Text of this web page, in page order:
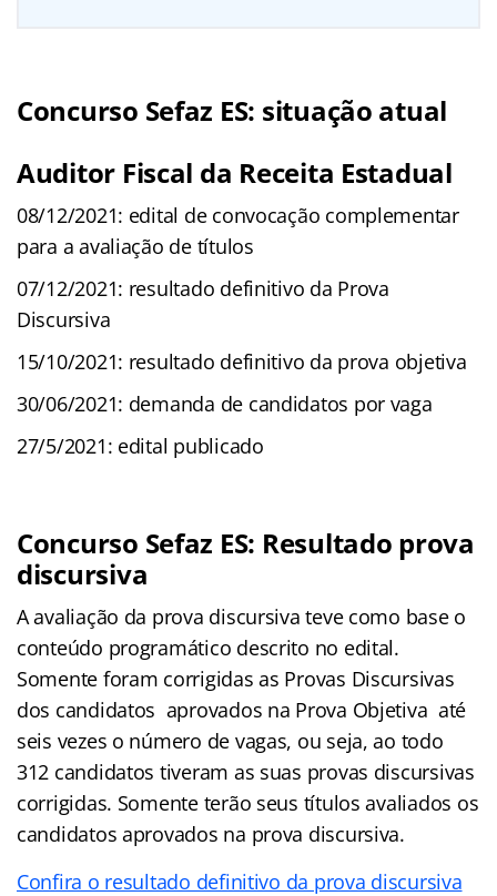
Concurso Sefaz ES: situação atual
Auditor Fiscal da Receita Estadual
08/12/2021: edital de convocação complementar
para a avaliação de títulos
07/12/2021: resultado definitivo da Prova
Discursiva
15/10/2021: resultado definitivo da prova objetiva
30/06/2021: demanda de candidatos por vaga
27/5/2021: edital publicado
Concurso Sefaz ES: Resultado prova
discursiva
A avaliação da prova discursiva teve como base o
conteúdo programático descrito no edital.
Somente foram corrigidas as Provas Discursivas
dos candidatos aprovados na Prova Objetiva até
seis vezes o número de vagas, ou seja, ao todo
312 candidatos tiveram as suas provas discursivas
corrigidas. Somente terão seus títulos avaliados os
candidatos aprovados na prova discursiva.
Confira o resultado definitivo da prova discursiva